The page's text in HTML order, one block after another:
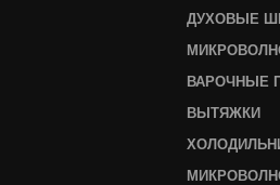
ДУХОВЫЕ
ВАРОЧНЫЕ
ВЫТЯЖКИ